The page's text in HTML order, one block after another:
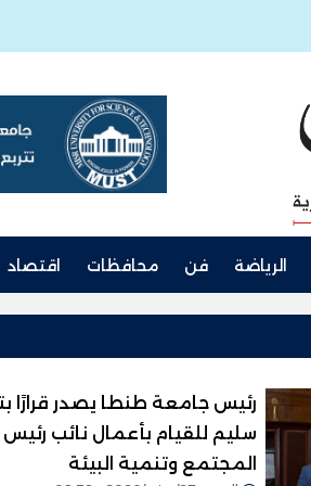
الرياضة فن محافظات اقتصاد
رئيس جامعة طنطا يصدر قرارًا
سليم للقيام بأعمال نائب
المجتمع وتنمية البيئة